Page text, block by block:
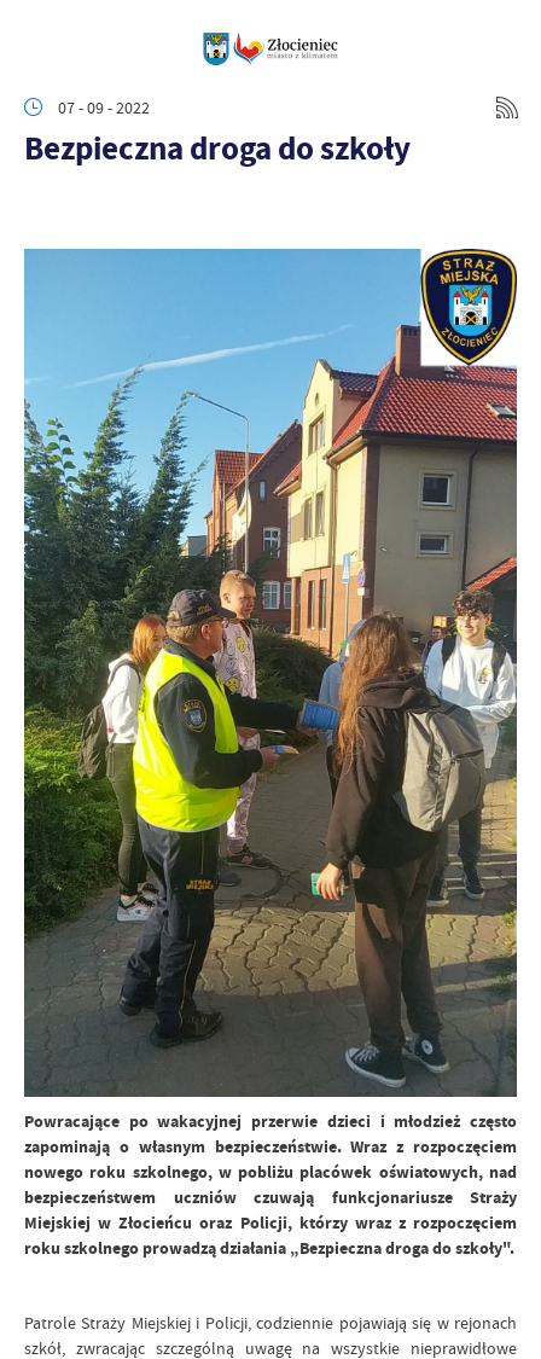
07 - 09 - 2022
Bezpieczna droga do szkoły
Powracające po wakacyjnej przerwie dzieci i młodzież często
zapominają o własnym bezpieczeństwie. Wraz z rozpoczęciem
nowego roku szkolnego, w pobliżu placówek oświatowych, nad
bezpieczeństwem uczniów czuwają funkcjonariusze Straży
Miejskiej w Złocieńcu oraz Policji, którzy wraz z rozpoczęciem
roku szkolnego prowadzą działania „Bezpieczna droga do szkoły".
Patrole Straży Miejskiej i Policji, codziennie pojawiają się w rejonach
szkół, zwracając szczególną uwagę na wszystkie nieprawidłowe